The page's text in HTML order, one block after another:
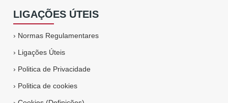
LIGAÇÕES ÚTEIS
› Normas Regulamentares
› Ligações Úteis
› Politica de Privacidade
› Politica de cookies